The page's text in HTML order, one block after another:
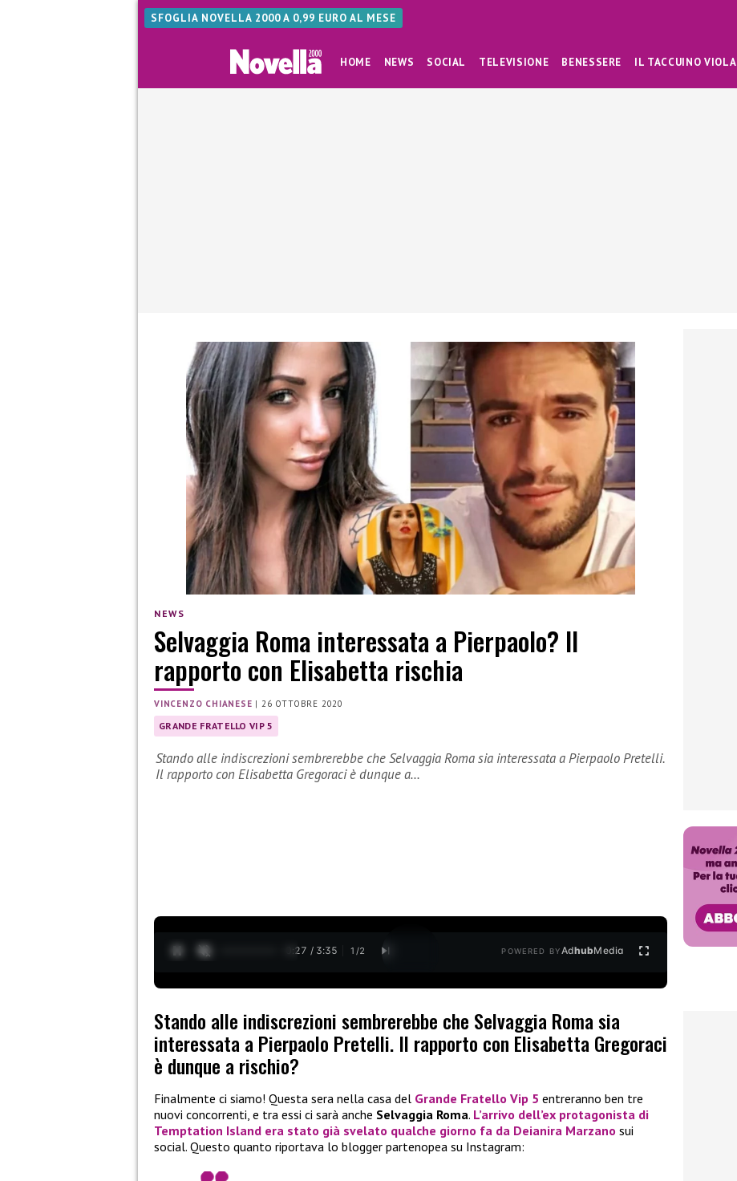
SFOGLIA NOVELLA 2000 A 0,99 EURO AL MESE
HOME NEWS SOCIAL TELEVISIONE BENESSERE IL TACCUINO VIOLA
NEWS
Selvaggia Roma interessata a Pierpaolo? Il
rapporto con Elisabetta rischia
VINCENZO CHIANESE |26 OTTOBRE 2020
GRANDE FRATELLO VIP 5
Stando alle indiscrezioni sembrerebbe che Selvaggia Roma sia interessata a Pierpaolo Pretelli.
Il rapporto con Elisabetta Gregoraci è dunque a…
0:28 / 3:35 1 /2 POWERED BYAdhubMedia
Stando alle indiscrezioni sembrerebbe che Selvaggia Roma sia
interessata a Pierpaolo Pretelli. Il rapporto con Elisabetta Gregoraci
è dunque a rischio?
Finalmente ci siamo! Questa sera nella casa del Grande Fratello Vip 5 entreranno ben tre
nuovi concorrenti, e tra essi ci sarà anche Selvaggia Roma. L’arrivo dell’ex protagonista di
Temptation Island era stato già svelato qualche giorno fa da Deianira Marzano sui
social. Questo quanto riportava lo blogger partenopea su Instagram: